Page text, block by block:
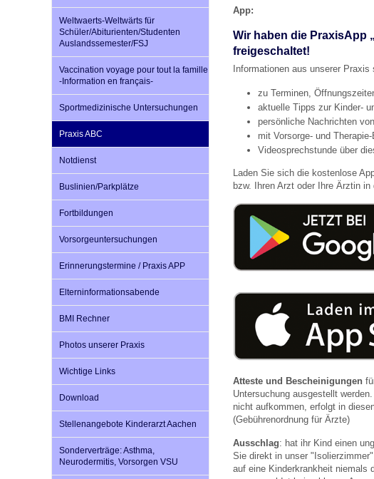
Familienzeit gesund gestalten
U0-Vorsorge
Weltwaerts-Weltwärts für
Schüler/Abiturienten/Studenten
Auslandssemester/FSJ
Vaccination voyage pour tout la famille
-Information en français-
Sportmedizinische Untersuchungen
Praxis ABC
Notdienst
Buslinien/Parkplätze
Fortbildungen
Vorsorgeuntersuchungen
Erinnerungstermine / Praxis APP
Elterninformationsabende
BMI Rechner
Photos unserer Praxis
Wichtige Links
Download
Stellenangebote Kinderarzt Aachen
Sonderverträge: Asthma,
Neurodermitis, Vorsorgen VSU
App:
Wir haben die PraxisApp
freigeschaltet!
Informationen aus unserer
zu Terminen,
aktuelle Tipps zur Kinder-
persönliche Nachrichten
mit Vorsorge- und
Videosprechstunde über
Laden Sie sich die kostenlose
bzw. Ihren Arzt oder Ihre Ärztin
Atteste und Bescheinigungen
Untersuchung ausgestellt
nicht aufkommen, erfolgt in
(Gebührenordnung für Ärzte)
Ausschlag: hat ihr Kind einen
Sie direkt in unser
auf eine Kinderkrankheit niemals